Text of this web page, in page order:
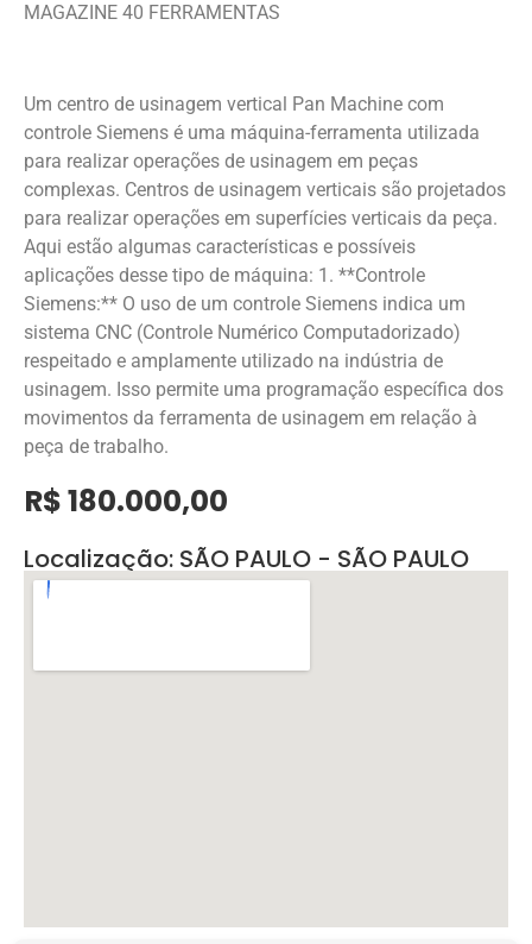
MAGAZINE 40 FERRAMENTAS
Um centro de usinagem vertical Pan Machine com
controle Siemens é uma máquina-ferramenta utilizada
para realizar operações de usinagem em peças
complexas. Centros de usinagem verticais são projetados
para realizar operações em superfícies verticais da peça.
Aqui estão algumas características e possíveis
aplicações desse tipo de máquina: 1. **Controle
Siemens:** O uso de um controle Siemens indica um
sistema CNC (Controle Numérico Computadorizado)
respeitado e amplamente utilizado na indústria de
usinagem. Isso permite uma programação específica dos
movimentos da ferramenta de usinagem em relação à
peça de trabalho.
R$ 180.000,00
Localização: SÃO PAULO - SÃO PAULO